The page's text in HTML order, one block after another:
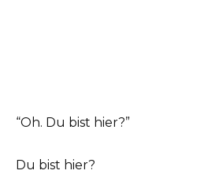
“Oh. Du bist hier?”
Du bist hier?